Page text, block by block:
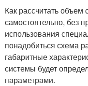
Как рассчитать
самостоятельно, без
использования
понадобиться схема
габаритные
системы будет
параметрами.